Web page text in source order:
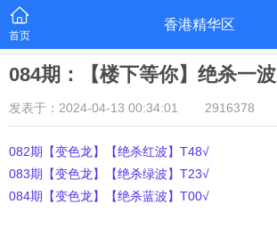
首页
香港精华区
084期：【楼下等你】绝杀一波
发表于：2024-04-13 00:34:01 2916378
082期【变色龙】【绝杀红波】T48√
083期【变色龙】【绝杀绿波】T23√
084期【变色龙】【绝杀蓝波】T00√